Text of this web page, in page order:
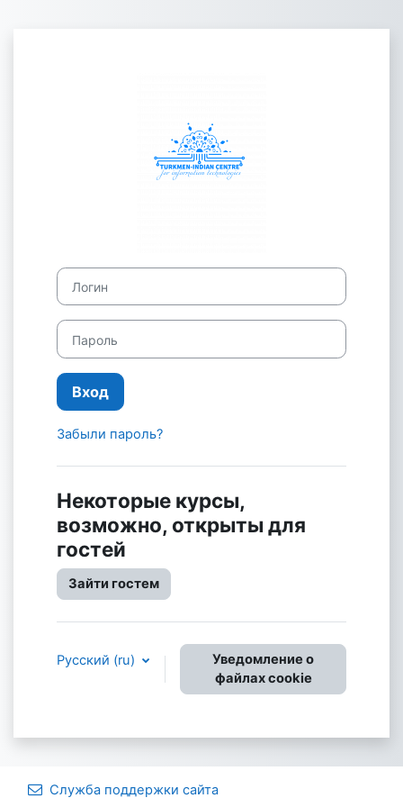
Логин
Пароль
Вход
Забыли пароль?
Некоторые курсы,
возможно, открыты для
гостей
Зайти гостем
Русский ‎(ru)‎
Уведомление о
файлах cookie
Служба поддержки сайта